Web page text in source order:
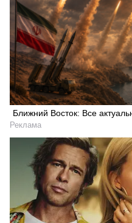
Ближний Восток: Все
Реклама